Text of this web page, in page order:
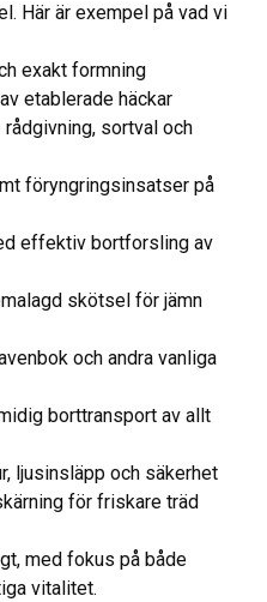
Här är exempel på vad vi
exakt formning
etablerade häckar
sortval och
föryngringsinsatser på
effektiv bortforsling av
skötsel för jämn
och andra vanliga
borttransport av allt
ljusinsläpp och säkerhet
för friskare träd
med fokus på både
vitalitet.